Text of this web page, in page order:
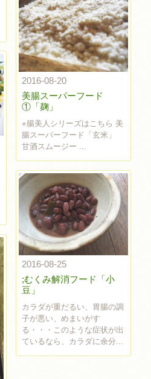
2016-08-20
美腸スーパーフード
①「麹」
⭐︎腸美人シリーズはこちら 美
腸スーパーフード「玄米」
甘酒スムージー ...
2016-08-25
;むくみ解消フード「小
豆」
カラダが重だるい、胃腸の調
子が悪い、めまいがす
る・・・このような症状が出
ているなら、カラダに余分...